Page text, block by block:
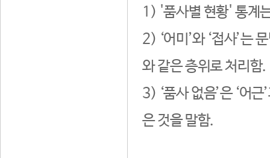
1) '품사별 현황' 통계
2) ‘어미’와 ‘접사’는
와 같은 층위로 처리함.
3) ‘품사 없음’은 ‘어
은 것을 말함.